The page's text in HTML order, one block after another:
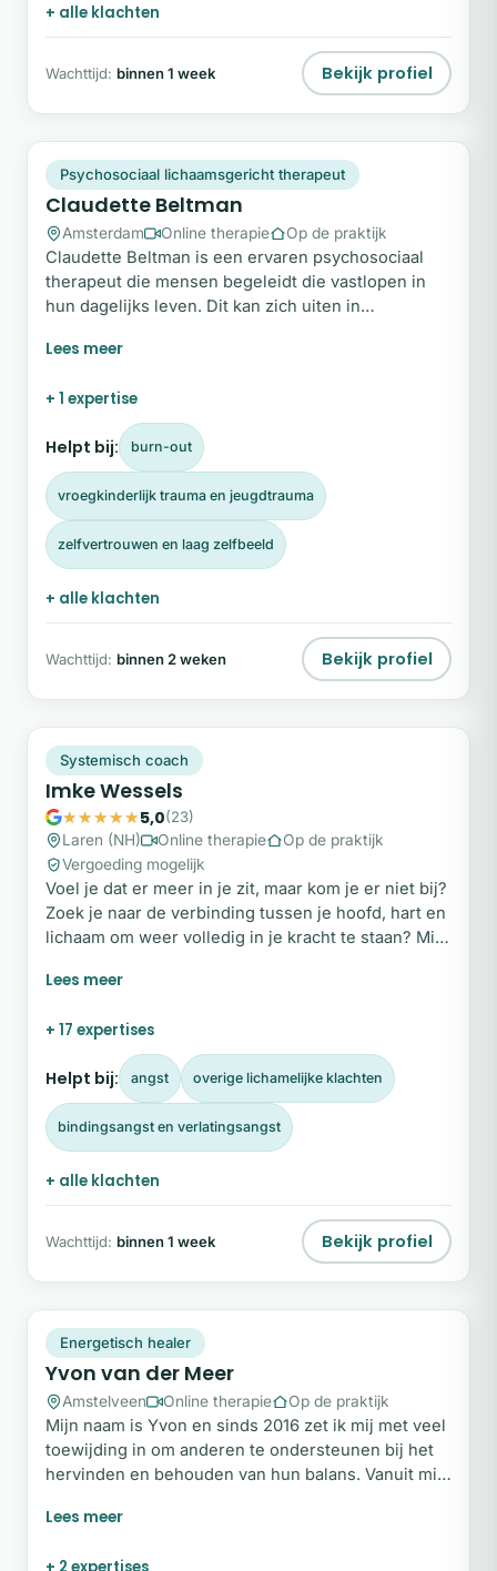
+ alle klachten
Wachttijd: binnen 1 week Bekijk profiel
CB
Plek beschikbaar
Psychosociaal lichaamsgericht therapeut
Claudette Beltman
Amsterdam Online therapie Op de praktijk
Claudette Beltman is een ervaren psychosociaal
therapeut die mensen begeleidt die vastlopen in
hun dagelijks leven. Dit kan zich uiten in
overweldigende emotionele klachten of een diep
een open, betrokken en reflectieve benadering
creëert zij een veilige ruimte waarin je met een
frisse en eerlijke blik naar jezelf en je huidige
situatie kunt kijken.
+ 1 expertise
Helpt bij: burn-out
vroegkinderlijk trauma en jeugdtrauma
zelfvertrouwen en laag zelfbeeld
+ alle klachten
Wachttijd: binnen 2 weken Bekijk profiel
Snel beschikbaar
Systemisch coach
Imke Wessels
5,0(23)
Laren (NH)
Online therapie
Op de praktijk
Vergoeding mogelijk
Voel je dat er meer in je zit, maar kom je er niet bij?
Zoek je naar de verbinding tussen je hoofd, hart en
lichaam om weer volledig in je kracht te staan? Mijn
passie op het bevorderen van welzijn. Ik geloof dat
wanneer ze volledig met elkaar in verbinding staan.
+ 17 expertises
Helpt bij: angst overige lichamelijke klachten
bindingsangst en verlatingsangst
+ alle klachten
Wachttijd: binnen 1 week Bekijk profiel
Snel beschikbaar
Energetisch healer
Yvon van der Meer
Amstelveen Online therapie Op de praktijk
Mijn naam is Yvon en sinds 2016 zet ik mij met veel
toewijding in om anderen te ondersteunen bij het
hervinden en behouden van hun balans. Vanuit mijn
ervaring met een burn-out, ben ik me volledig gaan
+ 2 expertises